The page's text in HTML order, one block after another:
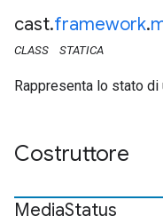
cast.framework.
CLASS STATICA
Rappresenta lo stato
Costruttore
MediaStatus